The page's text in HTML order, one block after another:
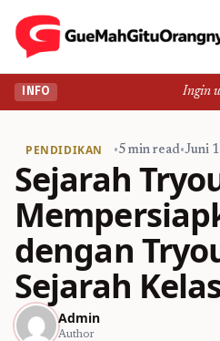
INFO Ingin
PENDIDIKAN •5 min read•Juni
Sejarah
dengan
Sejarah
Admin
Author